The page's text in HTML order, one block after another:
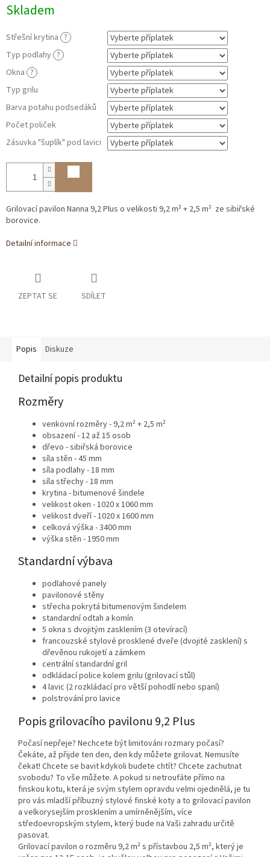
cena:
Skladem
Střešní krytina ?
Typ podlahy ?
Okna ?
Typ grilu
Barva potahu podsedáků
Počet poliček
Zásuvka "šuplík" pod lavici
Grilovací pavilon Nanna 9,2 Plus o velikosti 9,2 m² + 2,5 m² ze sibiřské
borovice.
Detailní informace
ZEPTAT SE SDÍLET
Popis Diskuze
Detailní popis produktu
Rozměry
venkovní rozměry - 9,2 m² + 2,5 m²
obsazení - 12 až 15 osob
dřevo - sibiřská borovice
síla stěn - 45 mm
síla podlahy - 18 mm
síla střechy - 18 mm
krytina - bitumenové šindele
velikost oken - 1020 x 1060 mm
velikost dveří - 1020 x 1600 mm
celková výška - 3400 mm
výška stěn - 1950 mm
Standardní výbava
podlahové panely
pavilonové stěny
střecha pokrytá bitumenovým šindelem
standardní odtah a komín
5 okna s dvojitým zasklením (3 otevírací)
francouzské stylové prosklené dveře (dvojité zasklení) s
dřevěnou rukojetí a zámkem
centrální standardní gril
odkládací police kolem grilu (grilovací stůl)
4 lavic (2 rozkládací pro větší pohodlí nebo spaní)
polstrování pro lavice
Popis grilovacího pavilonu 9,2 Plus
Počasí nepřeje? Nechcete být limitováni rozmary počasí?
Čekáte, až přijde ten den, den kdy můžete grilovat. Nemusíte
čekat! Chcete se bavit kdykoli budete chtít? Chcete zachutnat
svobodu? To vše můžete. A pokud si netroufáte přímo na
finskou kotu, která je svým stylem opravdu velmi ojedinělá, je tu
pro vás mladší příbuzný stylové finské koty a to grilovací pavilon
a velkorysejším prosklením a umírněnějším, více
středoevropským stylem, který bude na Vaši zahradu určitě
pasovat.
Grilovací pavilon o rozměru 9,2 m² s přístavbou 2,5 m², který je